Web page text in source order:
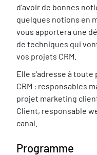
requis
nécessaire
d'avoir de bonnes
quelques notions en
vous apportera une
de techniques qui
vos projets CRM.
Elle s'adresse à toute
CRM : responsables
projet marketing
Client, responsable
canal.
Programme